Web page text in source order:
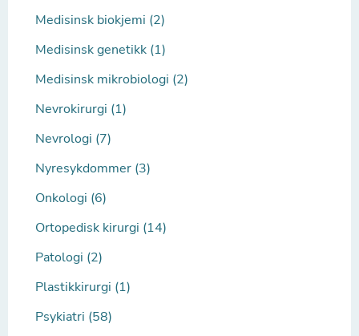
Medisinsk biokjemi (2)
Medisinsk genetikk (1)
Medisinsk mikrobiologi (2)
Nevrokirurgi (1)
Nevrologi (7)
Nyresykdommer (3)
Onkologi (6)
Ortopedisk kirurgi (14)
Patologi (2)
Plastikkirurgi (1)
Psykiatri (58)